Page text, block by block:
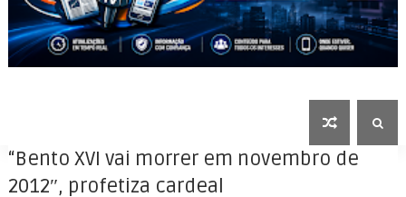
“Bento XVI vai morrer em novembro de
2012″, profetiza cardeal